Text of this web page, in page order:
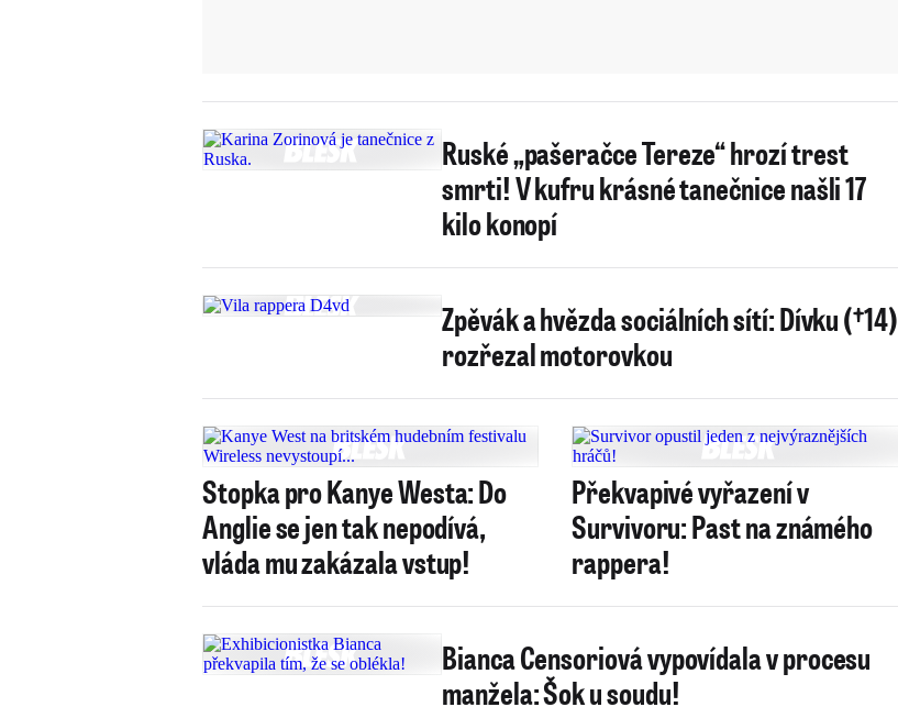
Ruské „pašeračce Tereze“ hrozí trest
smrti! V kufru krásné tanečnice našli 17
kilo konopí
Zpěvák a hvězda sociálních sítí: Dívku (†14)
rozřezal motorovkou
Stopka pro Kanye Westa: Do
Anglie se jen tak nepodívá,
vláda mu zakázala vstup!
Překvapivé vyřazení v
Survivoru: Past na známého
rappera!
Bianca Censoriová vypovídala v procesu
manžela: Šok u soudu!